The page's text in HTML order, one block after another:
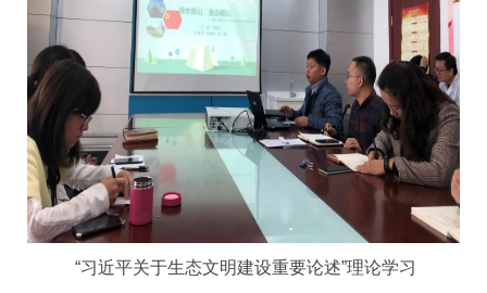
“习近平关于生态文明建设重要论述”理论学习